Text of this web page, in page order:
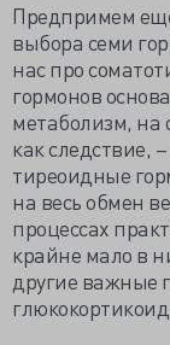
Предпримем
выбора семи
нас про
гормонов
метаболизм, на
как следствие,
тиреоидные
на весь обмен
процессах
крайне мало в
другие важные